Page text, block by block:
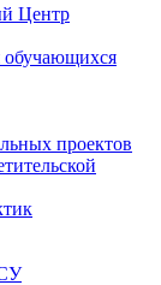
Центр
обучающихся
проектов